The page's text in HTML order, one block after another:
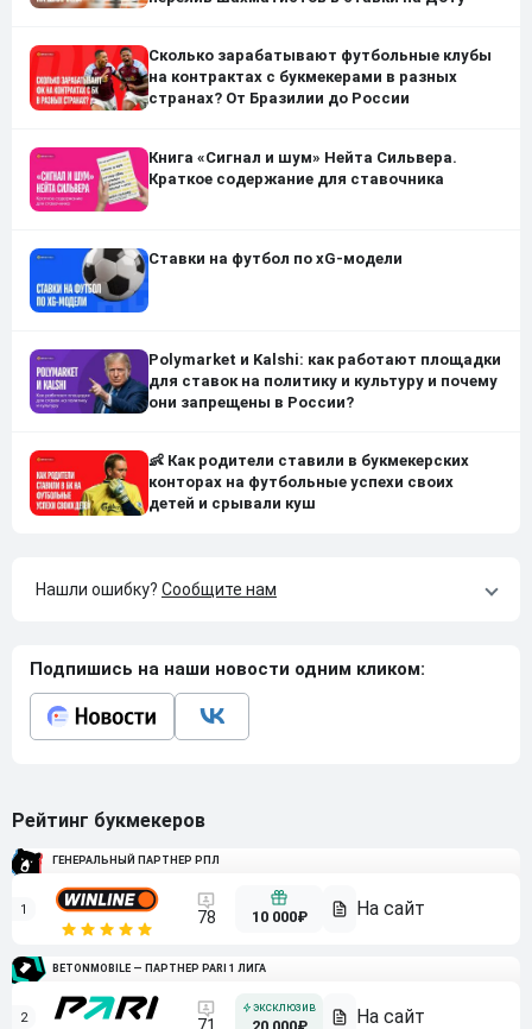
Сколько зарабатывают футбольные клубы
на контрактах с букмекерами в разных
странах? От Бразилии до России
Книга «Сигнал и шум» Нейта Сильвера.
Краткое содержание для ставочника
Ставки на футбол по xG-модели
Polymarket и Kalshi: как работают площадки
для ставок на политику и культуру и почему
они запрещены в России?
👶 Как родители ставили в букмекерских
конторах на футбольные успехи своих
детей и срывали куш
Нашли ошибку? Сообщите нам
Подпишись на наши новости одним кликом:
Рейтинг букмекеров
ГЕНЕРАЛЬНЫЙ ПАРТНЕР РПЛ
1 78 10 000₽
BETONMOBILE — ПАРТНЕР PARI 1 ЛИГА
2